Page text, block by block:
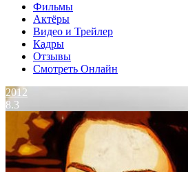
Фильмы
Актёры
Видео и Трейлер
Кадры
Отзывы
Смотреть Онлайн
2012
8.3